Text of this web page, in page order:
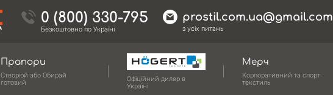
0 (800) 330-795
Безкоштовно по Україні
prostil.com.ua@gmail.com
з усіх питань
Прапори
Створюй або Обирай
готовий
Офіційний дилер в
Україні
Мерч
Корпоративний та спорт
текстиль